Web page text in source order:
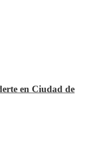
en Ciudad de